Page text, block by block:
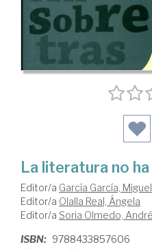
La literatura no
Editor/a García García,
Editor/a Olalla Real, Ángela
Editor/a Soria Olmedo,
ISBN: 9788433857606